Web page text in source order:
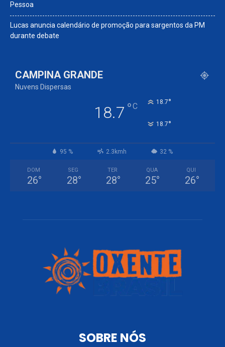
Pessoa
Lucas anuncia calendário de promoção para sargentos da PM
durante debate
CAMPINA GRANDE
Nuvens Dispersas
18.7 °C 18.7°
18.7°
95 % 2.3kmh 32 %
DOM
26°
SEG
28°
TER
28°
QUA
25°
QUI
26°
SOBRE NÓS